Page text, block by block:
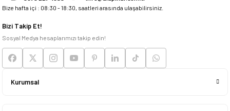
Deneyimini Paylaş
Bize hafta içi : 08:30 - 18:30, saatleri arasında ulaşabilirsiniz.
Bizi Takip Et!
Sosyal Medya hesaplarımızı takip edin!
Kurumsal